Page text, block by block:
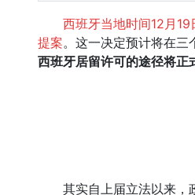
西班牙当地时间12月
提案。这一决定预计将在三
西班牙居留许可的途径将正
其实自上届立法以来，